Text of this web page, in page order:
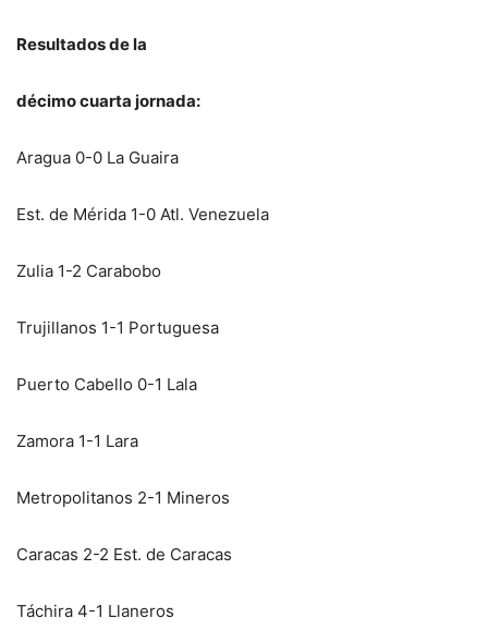
Resultados de la
décimo cuarta jornada:
Aragua 0-0 La Guaira
Est. de Mérida 1-0 Atl. Venezuela
Zulia 1-2 Carabobo
Trujillanos 1-1 Portuguesa
Puerto Cabello 0-1 Lala
Zamora 1-1 Lara
Metropolitanos 2-1 Mineros
Caracas 2-2 Est. de Caracas
Táchira 4-1 Llaneros